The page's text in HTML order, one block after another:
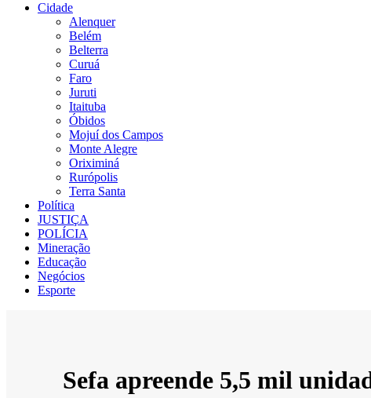
Cidade
Alenquer
Belém
Belterra
Curuá
Faro
Juruti
Itaituba
Óbidos
Mojuí dos Campos
Monte Alegre
Oriximiná
Rurópolis
Terra Santa
Política
JUSTIÇA
POLÍCIA
Mineração
Educação
Negócios
Esporte
Sefa apreende 5,5 mil